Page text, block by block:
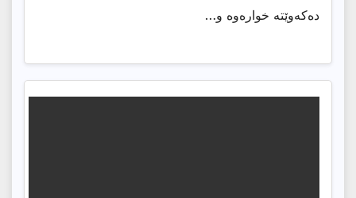
دەکەوێتە خوارەوە و…